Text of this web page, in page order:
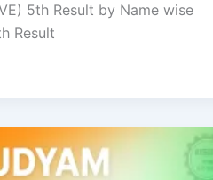
5th Result by Name wise
Result